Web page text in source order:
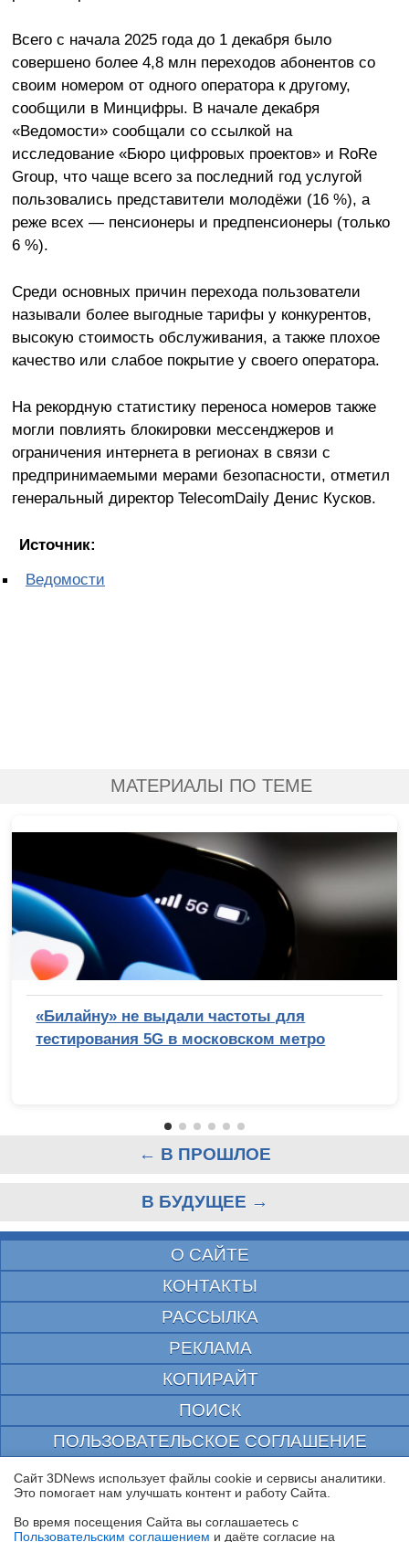
Всего с начала 2025 года до 1 декабря было
совершено более 4,8 млн переходов абонентов со
своим номером от одного оператора к другому,
сообщили в Минцифры. В начале декабря
«Ведомости» сообщали со ссылкой на
исследование «Бюро цифровых проектов» и RoRe
Group, что чаще всего за последний год услугой
пользовались представители молодёжи (16 %), а
реже всех — пенсионеры и предпенсионеры (только
6 %).
Среди основных причин перехода пользователи
называли более выгодные тарифы у конкурентов,
высокую стоимость обслуживания, а также плохое
качество или слабое покрытие у своего оператора.
На рекордную статистику переноса номеров также
могли повлиять блокировки мессенджеров и
ограничения интернета в регионах в связи с
предпринимаемыми мерами безопасности, отметил
генеральный директор TelecomDaily Денис Кусков.
Источник:
Ведомости
МАТЕРИАЛЫ ПО ТЕМЕ
«Билайну» не выдали частоты для
тестирования 5G в московском метро
← В ПРОШЛОЕ
В БУДУЩЕЕ →
О САЙТЕ
КОНТАКТЫ
РАССЫЛКА
РЕКЛАМА
КОПИРАЙТ
ПОИСК
ПОЛЬЗОВАТЕЛЬСКОЕ СОГЛАШЕНИЕ
ЗАЩИЩЕНО CURATOR
© 1997—2026 Электронное периодическое издание "3ДНьюс" | Свидетельство о
выдано Федеральной Службой по надзору за соблюдением законодательства в сфере
Сайт 3DNews использует файлы cookie и сервисы аналитики.
Это помогает нам улучшать контент и работу Cайта.
Во время посещения Cайта вы соглашаетесь с
Пользовательским соглашением и даёте согласие на